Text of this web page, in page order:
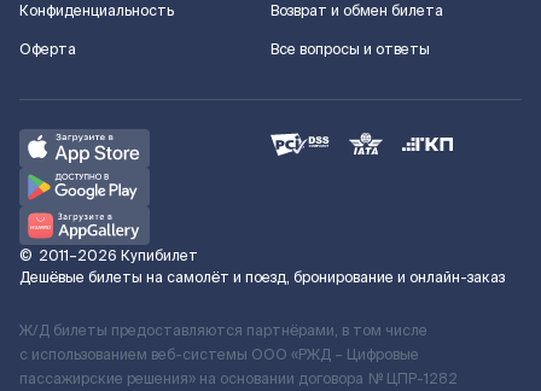
Конфиденциальность
Оферта
Возврат и обмен билета
Все вопросы и ответы
© 2011–2026 Купибилет
Дешёвые билеты на самолёт и поезд, бронирование и онлайн-заказ
Ж/Д билеты предоставляются партнёрами, в том числе
с использованием веб-системы ООО «РЖД – Цифровые
пассажирские решения» на основании договора № ЦПР-1282